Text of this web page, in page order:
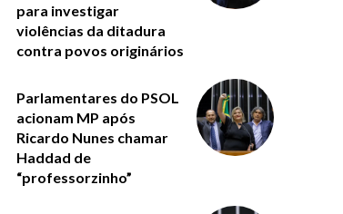
para investigar
violências da ditadura
contra povos originários
Parlamentares do PSOL
acionam MP após
Ricardo Nunes chamar
Haddad de
“professorzinho”